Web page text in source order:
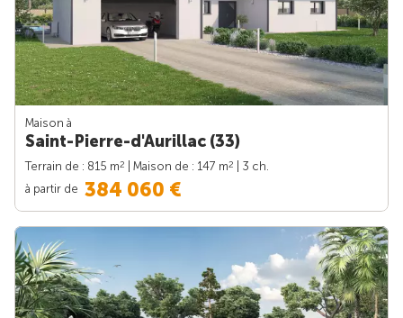
Maison à
Saint-Pierre-d'Aurillac (33)
Terrain de : 815 m2 | Maison de : 147 m2
| 3 ch.
à partir de 384 060 €